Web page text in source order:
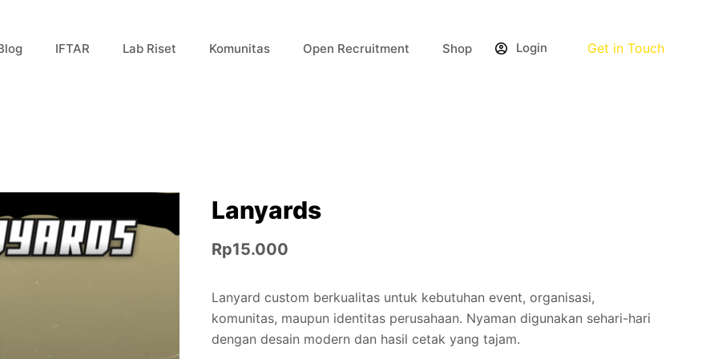
IFTAR Lab Riset Komunitas Open Recruitment Shop Login Get in Touch
Lanyards
Rp15.000
Lanyard custom berkualitas untuk kebutuhan event, organisasi,
komunitas, maupun identitas perusahaan. Nyaman digunakan sehari-hari
dengan desain modern dan hasil cetak yang tajam.